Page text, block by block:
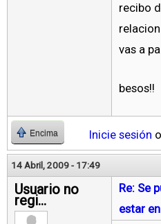
recibo
vas a
besos!!
Encima Inicie sesión o
14 Abril, 2009 - 17:49
Usuario no
regi...
Re: Se
estar